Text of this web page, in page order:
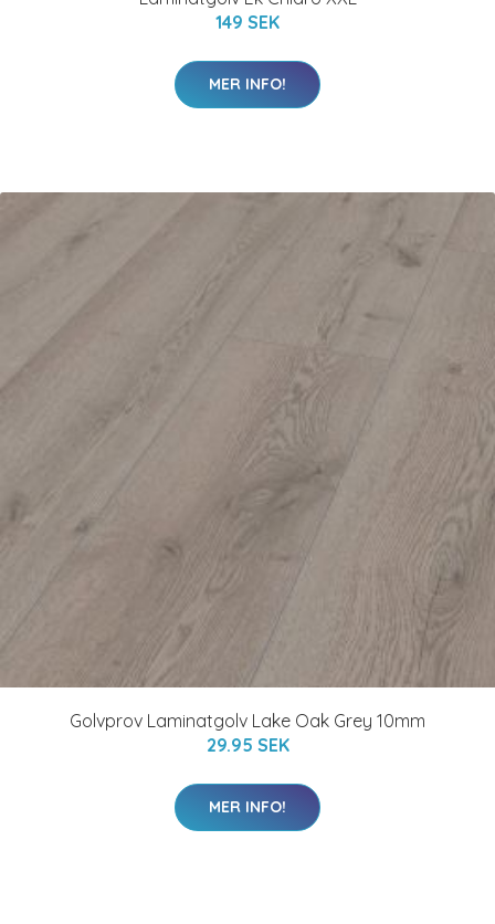
149 SEK
MER INFO!
Golvprov Laminatgolv Lake Oak Grey 10mm
29.95 SEK
MER INFO!